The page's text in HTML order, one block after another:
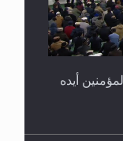
أيده